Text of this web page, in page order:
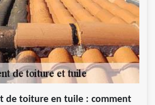
de toiture en tuile : comment